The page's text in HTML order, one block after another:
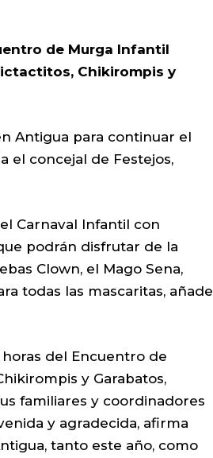
de Murga Infantil
Chikirompis y
Antigua para continuar el
el concejal de Festejos,
Carnaval Infantil con
podrán disfrutar de la
Clown, el Mago Sena,
todas las mascaritas, añade
horas del Encuentro de
y Garabatos,
familiares y coordinadores
y agradecida, afirma
tanto este año, como